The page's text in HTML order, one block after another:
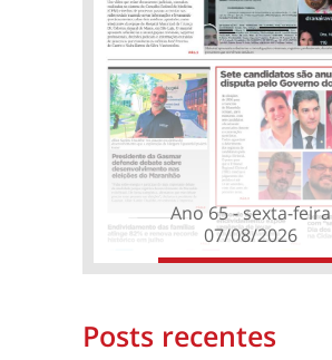
Ano 65 - sexta-feira
07/08/2026
Posts recentes